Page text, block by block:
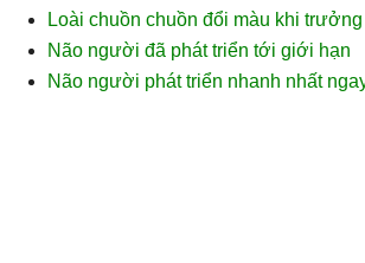
Loài chuồn chuồn đổi màu khi
Não người đã phát triển tới giới hạn
Não người phát triển nhanh nhất